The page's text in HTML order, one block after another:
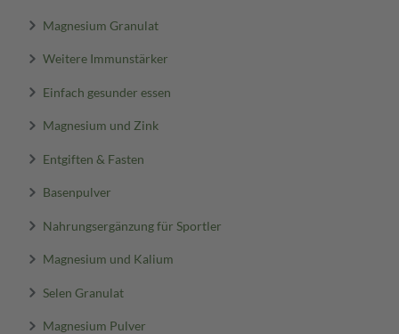
Magnesium Granulat
Weitere Immunstärker
Einfach gesunder essen
Magnesium und Zink
Entgiften & Fasten
Basenpulver
Nahrungsergänzung für Sportler
Magnesium und Kalium
Selen Granulat
Magnesium Pulver